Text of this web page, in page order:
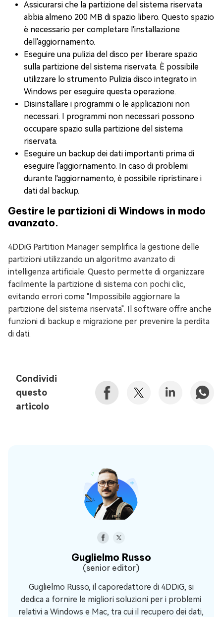
Assicurarsi che la partizione del sistema riservata
abbia almeno 200 MB di spazio libero. Questo spazio
è necessario per completare l'installazione
dell'aggiornamento.
Eseguire una pulizia del disco per liberare spazio
sulla partizione del sistema riservata. È possibile
utilizzare lo strumento Pulizia disco integrato in
Windows per eseguire questa operazione.
Disinstallare i programmi o le applicazioni non
necessari. I programmi non necessari possono
occupare spazio sulla partizione del sistema
riservata.
Eseguire un backup dei dati importanti prima di
eseguire l'aggiornamento. In caso di problemi
durante l'aggiornamento, è possibile ripristinare i
dati dal backup.
Gestire le partizioni di Windows in modo
avanzato.
4DDiG Partition Manager semplifica la gestione delle
partizioni utilizzando un algoritmo avanzato di
intelligenza artificiale. Questo permette di organizzare
facilmente la partizione di sistema con pochi clic,
evitando errori come "Impossibile aggiornare la
partizione del sistema riservata". Il software offre anche
funzioni di backup e migrazione per prevenire la perdita
di dati.
Condividi
questo
articolo
Guglielmo Russo
(senior editor)
Guglielmo Russo, il caporedattore di 4DDiG, si
dedica a fornire le migliori soluzioni per i problemi
relativi a Windows e Mac, tra cui il recupero dei dati,